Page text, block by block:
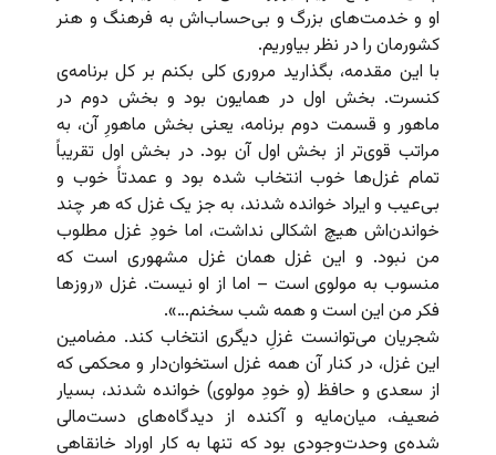
او و خدمت‌های بزرگ و بی‌حساب‌اش به فرهنگ و هنر
کشورمان را در نظر بیاوریم.
با این مقدمه، بگذارید مروری کلی بکنم بر کل برنامه‌ی
کنسرت. بخش اول در همایون بود و بخش دوم در
ماهور و قسمت دوم برنامه،‌ یعنی بخش ماهورِ آن، به
مراتب قوی‌تر از بخش اول آن بود. در بخش اول تقریباً
تمام غزل‌ها خوب انتخاب شده بود و عمدتاً خوب و
بی‌عیب و ایراد خوانده شدند، به جز یک غزل که هر چند
خواندن‌اش هیچ اشکالی نداشت، اما خودِ غزل مطلوب
من نبود. و این غزل همان غزل مشهوری است که
منسوب به مولوی است – اما از او نیست. غزل «روزها
فکر من این است و همه شب سخنم…».
شجریان می‌توانست غزلِ دیگری انتخاب کند. مضامین
این غزل، در کنار آن همه غزل استخوان‌دار و محکمی که
از سعدی و حافظ (و خودِ مولوی) خوانده شدند، بسیار
ضعیف، میان‌مایه و آکنده از دیدگاه‌های دست‌مالی
شده‌ی وحدت‌وجودی بود که تنها به کار اوراد خانقاهی